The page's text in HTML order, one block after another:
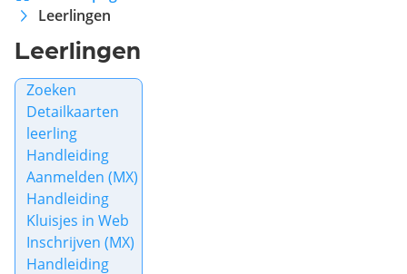
Leerlingen
Leerlingen
Zoeken
Detailkaarten
leerling
Handleiding
Aanmelden (MX)
Handleiding
Kluisjes in Web
Inschrijven (MX)
Handleiding